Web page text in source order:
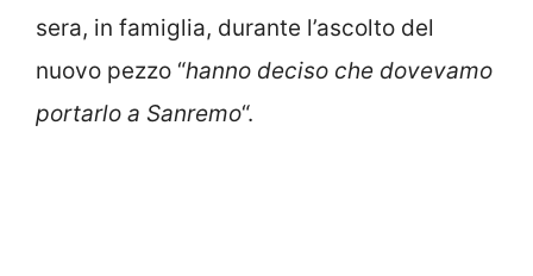
sera, in famiglia, durante l’ascolto del
nuovo pezzo “hanno deciso che dovevamo
portarlo a Sanremo“.